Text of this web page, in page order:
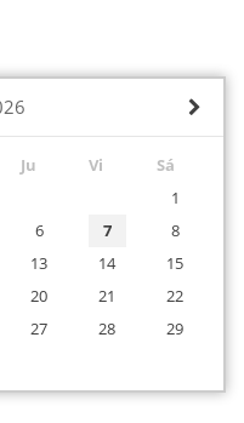
Ju Vi
Sá
1
6 7
8
13 14
15
20 21
22
27 28
29